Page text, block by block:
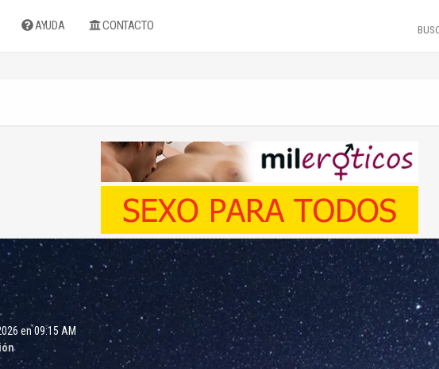
AYUDA CONTACTO
en 09:15 AM